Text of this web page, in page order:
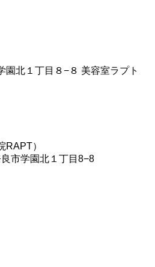
園北１丁目８−８ 美容室ラプト
RAPT）
市学園北１丁目8−8